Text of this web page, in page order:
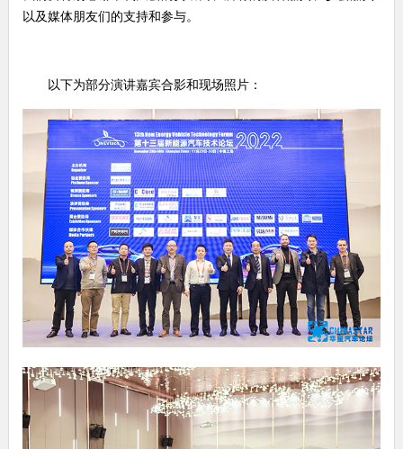
以及媒体朋友们的支持和参与。
以下为部分演讲嘉宾合影和现场照片：